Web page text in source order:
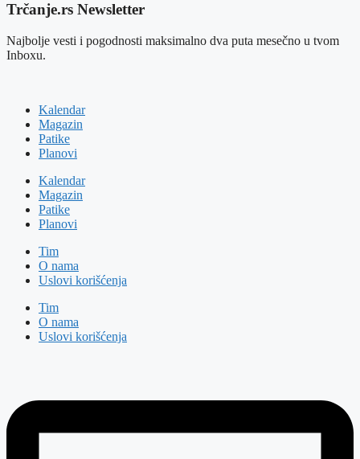
Trčanje.rs Newsletter
Najbolje vesti i pogodnosti maksimalno dva puta mesečno u tvom
Inboxu.
Kalendar
Magazin
Patike
Planovi
Kalendar
Magazin
Patike
Planovi
Tim
O nama
Uslovi korišćenja
Tim
O nama
Uslovi korišćenja